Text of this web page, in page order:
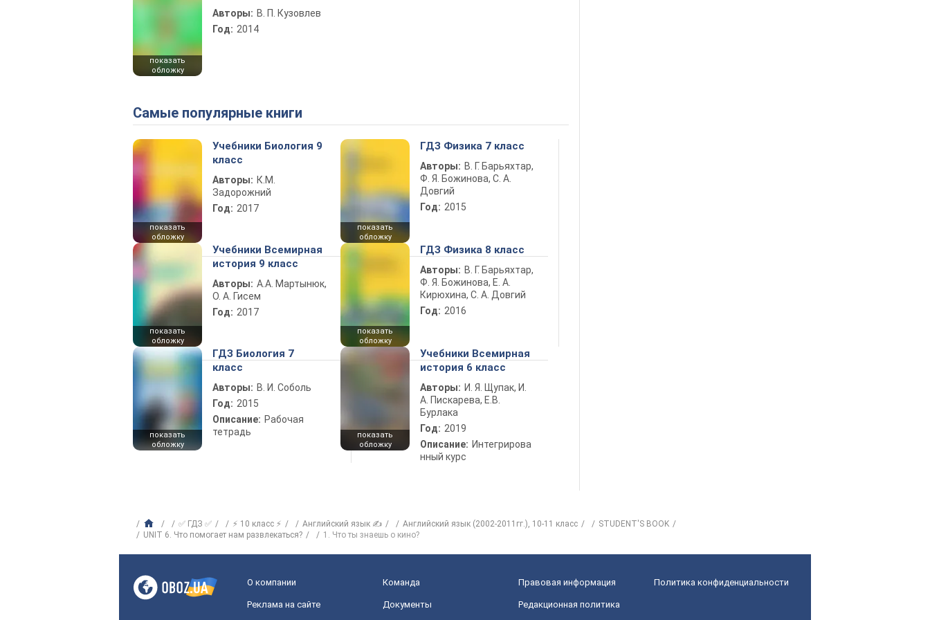
показать
обложку
Авторы: В. П. Кузовлев
Год: 2014
Самые популярные книги
показать
обложку
Учебники Биология 9
класс
Авторы: К.М.
Задорожний
Год: 2017
показать
обложку
ГДЗ Физика 7 класс
Авторы: В. Г. Барьяхтар,
Ф. Я. Божинова, С. А.
Довгий
Год: 2015
показать
обложку
Учебники Всемирная
история 9 класс
Авторы: А.А. Мартынюк,
О. А. Гисем
Год: 2017
показать
обложку
ГДЗ Физика 8 класс
Авторы: В. Г. Барьяхтар,
Ф. Я. Божинова, Е. А.
Кирюхина, С. А. Довгий
Год: 2016
показать
обложку
ГДЗ Биология 7
класс
Авторы: В. И. Соболь
Год: 2015
Описание: Рабочая
тетрадь
показать
обложку
Учебники Всемирная
история 6 класс
Авторы: И. Я. Щупак, И.
А. Пискарева, Е.В.
Бурлака
Год: 2019
Описание: Интегрирова
нный курс
✅ ГДЗ ✅ ⚡ 10 класс ⚡ Английский язык ✍ Английский язык (2002-2011гг.), 10-11 класс
STUDENT'S BOOK
UNIT 6. Что помогает нам развлекаться?
1. Что ты знаешь о кино?
О компании Команда Правовая информация Политика конфиденциальности
Реклама на сайте Документы Редакционная политика